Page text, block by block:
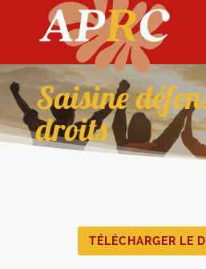
Saisine
droits
TÉLÉCHARGER LE